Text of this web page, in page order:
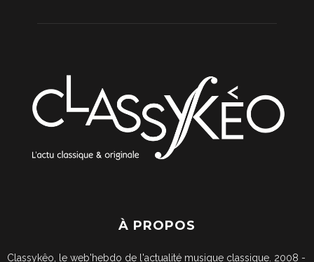
À PROPOS
Classykêo, le web'hebdo de l'actualité musique classique. 2008 -